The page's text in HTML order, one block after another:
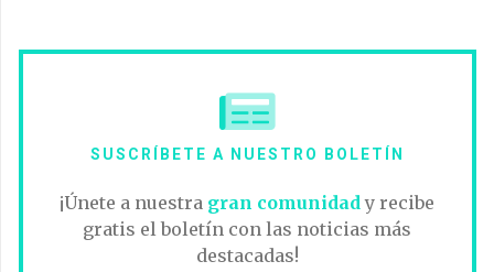
SUSCRÍBETE A NUESTRO BOLETÍN
¡Únete a nuestra gran comunidady recibe
gratis el boletín con las noticias más
destacadas!